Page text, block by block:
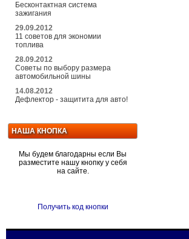
Бесконтактная система
зажигания
29.09.2012
11 советов для экономии
топлива
28.09.2012
Советы по выбору размера
автомобильной шины
14.08.2012
Дефлектор - защитита для авто!
НАША КНОПКА
Мы будем благодарны если Вы
разместите нашу кнопку у себя
на сайте.
Получить код кнопки